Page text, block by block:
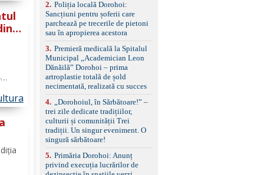
și
reglaj lombar electric
pentru șofer și pasager
Volan multifuncțional
îmbrăcat în piele, cu
treptelor Adaptive cruise
control, asistent
schimbare bandă și
menținere bandă Faruri
bi-xenon adaptive cu
funcție Cornering,
asistent fază lungă
automată , lumini de zi
LED, proiectoare ceață
LED, spălătoare faruri
față/spate, cameră
marșarier Keyless entry
2. Poliția locală Dorohoi:
Sancțiuni pentru șoferii care
parchează pe trecerile de pietoni
sau în apropierea acestora
3. Premieră medicală la Spitalul
Municipal „Academician Leon
Dănăilă” Dorohoi – prima
artroplastie totală de șold
necimentată, realizată cu succes
4.
„Dorohoiul, în Sărbătoare!” –
trei zile dedicate tradițiilor,
culturii și comunității Trei
tradiții. Un singur eveniment. O
singură sărbătoare!
5. Primăria Dorohoi: Anunț
privind execuția lucrărilor de